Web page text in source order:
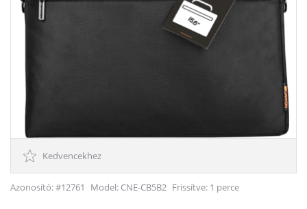
Kedvencekhez
Azonosító: #12761 Model: CNE-CB5B2 Frissítve: 1 perce